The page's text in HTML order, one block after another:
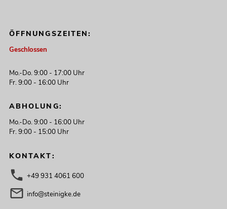
ÖFFNUNGSZEITEN:
Geschlossen
Mo.-Do. 9:00 - 17:00 Uhr
Fr. 9:00 - 16:00 Uhr
ABHOLUNG:
Mo.-Do. 9:00 - 16:00 Uhr
Fr. 9:00 - 15:00 Uhr
KONTAKT:
+49 931 4061 600
info@steinigke.de